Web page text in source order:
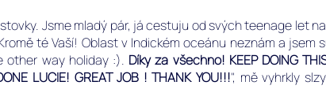
Jsme mladý pár, já cestuju od svých teenage let
té Vaší! Oblast v Indickém oceánu neznám a jsem
other way holiday :). Díky za všechno! KEEP DOING
LUCIE! GREAT JOB ! THANK YOU!!!", mě vyhrkly